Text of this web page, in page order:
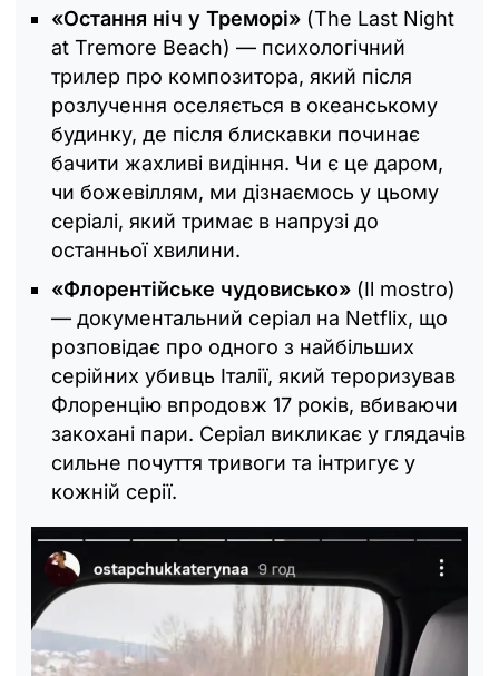
«Остання ніч у Треморі» (The Last Night
at Tremore Beach) — психологічний
трилер про композитора, який після
розлучення оселяється в океанському
будинку, де після блискавки починає
бачити жахливі видіння. Чи є це даром,
чи божевіллям, ми дізнаємось у цьому
серіалі, який тримає в напрузі до
останньої хвилини.
«Флорентійське чудовисько» (Il mostro)
— документальний серіал на Netflix, що
розповідає про одного з найбільших
серійних убивць Італії, який тероризував
Флоренцію впродовж 17 років, вбиваючи
закохані пари. Серіал викликає у глядачів
сильне почуття тривоги та інтригує у
кожній серії.